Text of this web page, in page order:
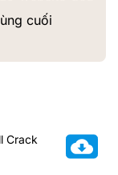
cuối
Crack